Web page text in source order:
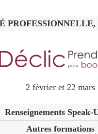
2 février et 22 mars
Renseignements Speak-
Autres formations